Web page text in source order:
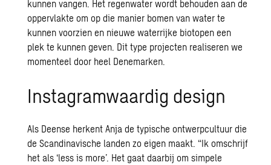
kunnen vangen. Het regenwater wordt behouden aan de
oppervlakte om op die manier bomen van water te
kunnen voorzien en nieuwe waterrijke biotopen een
plek te kunnen geven. Dit type projecten realiseren we
momenteel door heel Denemarken.
Instagramwaardig design
Als Deense herkent Anja de typische ontwerpcultuur die
de Scandinavische landen zo eigen maakt. “Ik omschrijf
het als ‘less is more’. Het gaat daarbij om simpele